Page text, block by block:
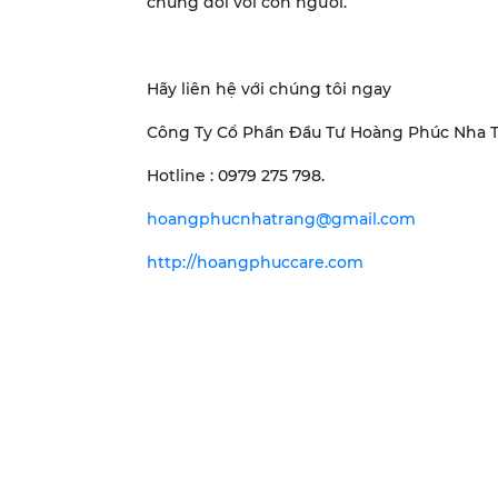
Hãy liên hệ với chúng tôi ngay
Công Ty Cổ Phần Đầu Tư Hoàng Phúc Nha
Hotline : 0979 275 798.
hoangphucnhatrang@gmail.com
http://hoangphuccare.com